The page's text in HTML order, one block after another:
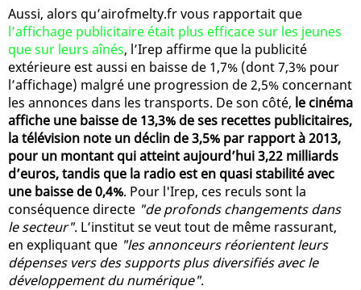
Aussi, alors qu’airofmelty.fr vous rapportait que
l’affichage publicitaire était plus efficace sur les jeunes
que sur leurs aînés, l’Irep affirme que la publicité
extérieure est aussi en baisse de 1,7% (dont 7,3% pour
l’affichage) malgré une progression de 2,5% concernant
les annonces dans les transports. De son côté, le cinéma
affiche une baisse de 13,3% de ses recettes publicitaires,
la télévision note un déclin de 3,5% par rapport à 2013,
pour un montant qui atteint aujourd’hui 3,22 milliards
d’euros, tandis que la radio est en quasi stabilité avec
une baisse de 0,4%. Pour l'Irep, ces reculs sont la
conséquence directe "de profonds changements dans
le secteur". L’institut se veut tout de même rassurant,
en expliquant que "les annonceurs réorientent leurs
dépenses vers des supports plus diversifiés avec le
développement du numérique".